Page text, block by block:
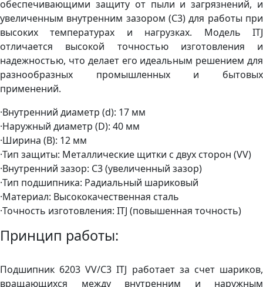
обеспечивающими защиту от пыли и загрязнений, и
увеличенным внутренним зазором (C3) для работы при
высоких температурах и нагрузках. Модель ITJ
отличается высокой точностью изготовления и
надежностью, что делает его идеальным решением для
разнообразных промышленных и бытовых
применений.
·Внутренний диаметр (d): 17 мм
·Наружный диаметр (D): 40 мм
·Ширина (B): 12 мм
·Тип защиты: Металлические щитки с двух сторон (VV)
·Внутренний зазор: C3 (увеличенный зазор)
·Тип подшипника: Радиальный шариковый
·Материал: Высококачественная сталь
·Точность изготовления: ITJ (повышенная точность)
Принцип работы:
Подшипник 6203 VV/C3 ITJ работает за счет шариков,
вращающихся между внутренним и наружным